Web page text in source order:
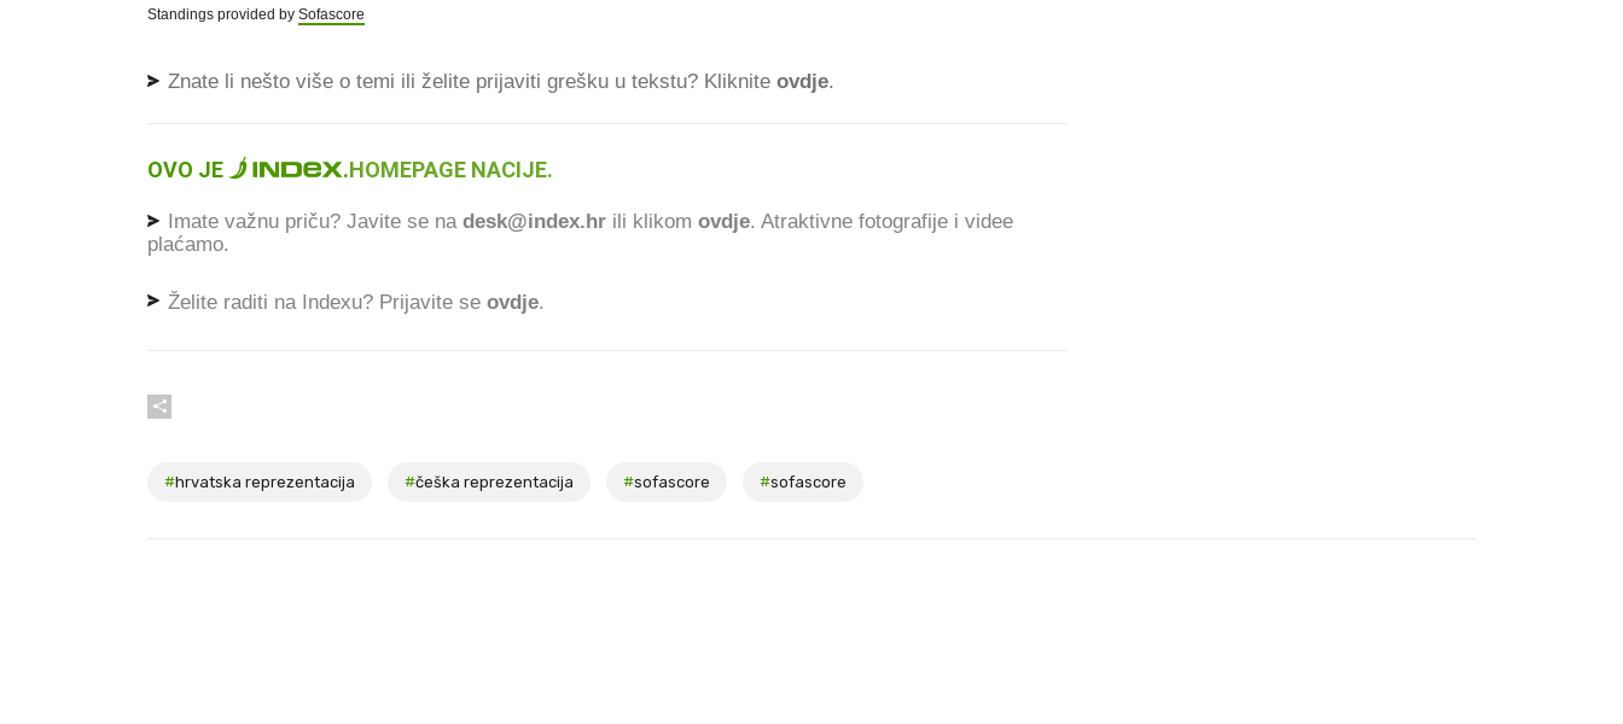
Standings provided by Sofascore
Znate li nešto više o temi ili želite prijaviti grešku u tekstu? Kliknite ovdje.
OVO JE .HOMEPAGE NACIJE.
Imate važnu priču? Javite se na desk@index.hr ili klikom ovdje. Atraktivne fotografije i videe
plaćamo.
Želite raditi na Indexu? Prijavite se ovdje.
#hrvatska reprezentacija #češka reprezentacija #sofascore #sofascore